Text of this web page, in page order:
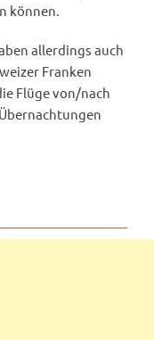
können.
allerdings auch
Franken
Flüge von/nach